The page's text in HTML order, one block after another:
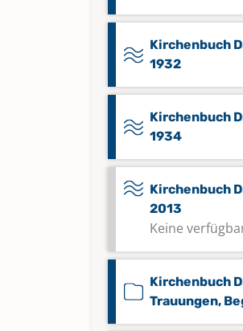
Kirchenbuch
1932
Kirchenbuch
1934
Kirchenbuch
2013
Keine
Kirchenbuch
Trauungen,